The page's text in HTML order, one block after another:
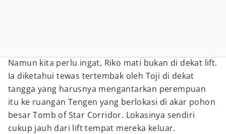
Namun kita perlu ingat, Riko mati bukan di dekat lift.
Ia diketahui tewas tertembak oleh Toji di dekat
tangga yang harusnya mengantarkan perempuan
itu ke ruangan Tengen yang berlokasi di akar pohon
besar Tomb of Star Corridor. Lokasinya sendiri
cukup jauh dari lift tempat mereka keluar.